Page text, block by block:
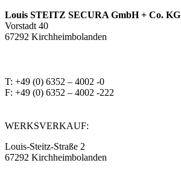
Louis STEITZ SECURA GmbH + Co. KG
Vorstadt 40
67292 Kirchheimbolanden
T: +49 (0) 6352 – 4002 -0
F: +49 (0) 6352 – 4002 -222
WERKSVERKAUF:
Louis-Steitz-Straße 2
67292 Kirchheimbolanden